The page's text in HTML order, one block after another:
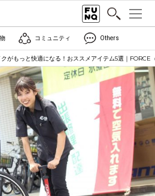
コミュニティ Others
がもっと快適になる！おススメアイテム5選｜FORCE